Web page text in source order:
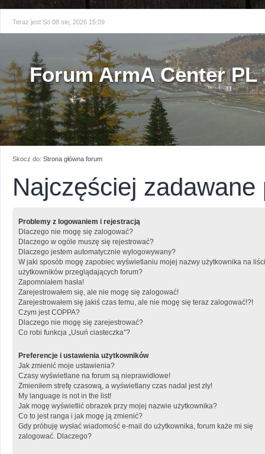
Teraz jest So 08 sie, 2026 15:09
Forum ArmA Center PL
Skocz do: Strona główna forum
Najczęściej zadawane
Problemy z logowaniem i rejestracją
Dlaczego nie mogę się zalogować?
Dlaczego w ogóle muszę się rejestrować?
Dlaczego jestem automatycznie wylogowywany?
W jaki sposób mogę zapobiec wyświetlaniu mojej nazwy użytkownika na
użytkowników przeglądających forum?
Zapomniałem hasła!
Zarejestrowałem się, ale nie mogę się zalogować!
Zarejestrowałem się jakiś czas temu, ale nie mogę się teraz zalogować!?!
Czym jest COPPA?
Dlaczego nie mogę się zarejestrować?
Co robi funkcja „Usuń ciasteczka”?
Preferencje i ustawienia użytkowników
Jak zmienić moje ustawienia?
Czasy wyświetlane na forum są nieprawidłowe!
Zmieniłem strefę czasową, a wyświetlany czas nadal jest zły!
My language is not in the list!
Jak mogę wyświetlić obrazek przy mojej nazwie użytkownika?
Co to jest ranga i jak mogę ją zmienić?
Gdy próbuję wysłać wiadomość e-mail do użytkownika, forum każe mi się
zalogować. Dlaczego?